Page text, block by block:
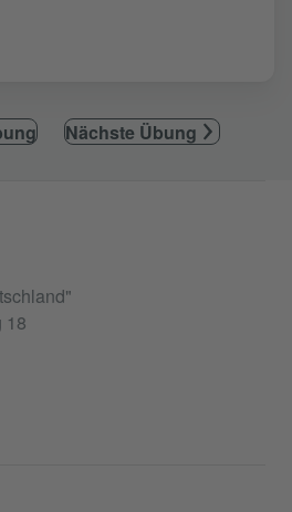
Nächste Übung
18